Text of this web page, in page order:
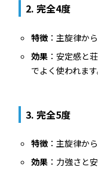
2. 完全4度
特徴 ：主旋律か
効果 ：安定感と
でよく使われます
3. 完全5度
特徴 ：主旋律か
効果 ：力強さと